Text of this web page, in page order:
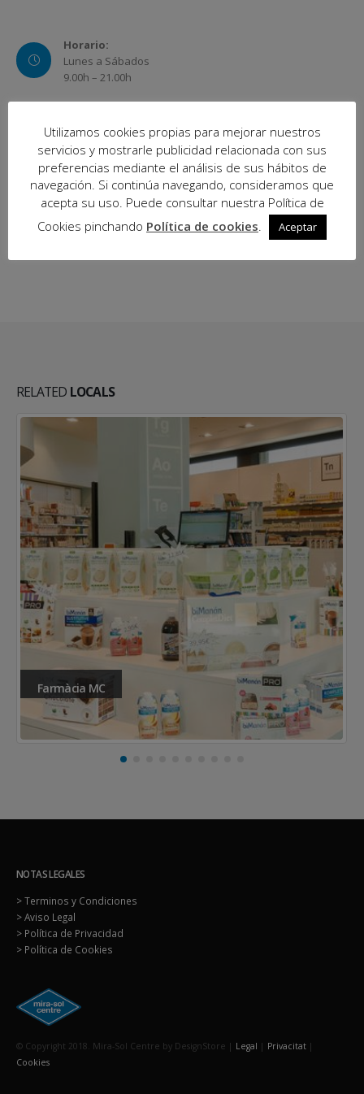
Horario:
Lunes a Sábados
9.00h – 21.00h
RELATED LOCALS
Bicibox | HUB Sant Cugat
NOTAS LEGALES
> Terminos y Condiciones
> Aviso Legal
> Política de Privacidad
> Política de Cookies
© Copyright 2018. Mira-Sol Centre by DesignStore | Legal | Privacitat |
Cookies
Utilizamos cookies propias para mejorar nuestros
servicios y mostrarle publicidad relacionada con sus
preferencias mediante el análisis de sus hábitos de
navegación. Si continúa navegando, consideramos que
acepta su uso. Puede consultar nuestra Política de
Cookies pinchando Política de cookies. Aceptar